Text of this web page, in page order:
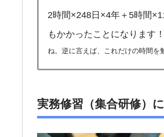
2時間×248日×4年＋5時間
もかかったことになります
ね。逆に言えば、これだけの時間を
実務修習（集合研修）